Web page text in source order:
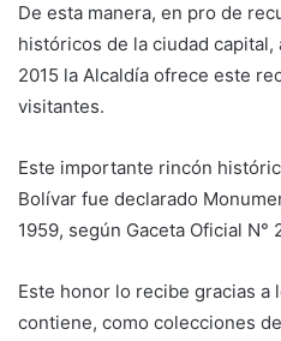
De esta manera, en pro de
históricos de la ciudad
2015 la Alcaldía ofrece este
visitantes.
Este importante rincón
Bolívar fue declarado
1959, según Gaceta Oficial N°
Este honor lo recibe gracias a
contiene, como colecciones